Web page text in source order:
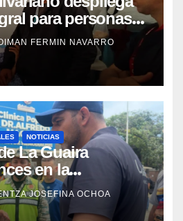
para personas
en
de La Guaira
FERMIN NAVARRO
NOTICIAS
La Guaira
en la
Hospitalito de
JOSEFINA OCHOA